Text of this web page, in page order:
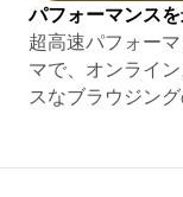
パフォーマンス
超高速パフォー
マで、オンライ
スなブラウジン